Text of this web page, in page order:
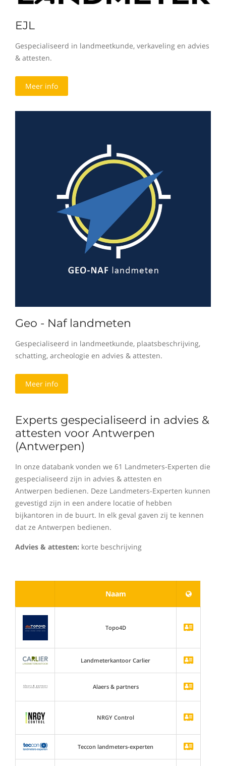
EJL
Gespecialiseerd in landmeetkunde, verkaveling en advies
& attesten.
Meer info
Geo - Naf landmeten
Gespecialiseerd in landmeetkunde, plaatsbeschrijving,
schatting, archeologie en advies & attesten.
Meer info
Experts gespecialiseerd in advies &
attesten voor Antwerpen
(Antwerpen)
In onze databank vonden we 61 Landmeters-Experten die
gespecialiseerd zijn in advies & attesten en
Antwerpen bedienen. Deze Landmeters-Experten kunnen
gevestigd zijn in een andere locatie of hebben
bijkantoren in de buurt. In elk geval gaven zij te kennen
dat ze Antwerpen bedienen.
Advies & attesten: korte beschrijving
Naam
Topo4D
Landmeterkantoor Carlier
Alaers & partners
NRGY Control
Teccon landmeters-experten